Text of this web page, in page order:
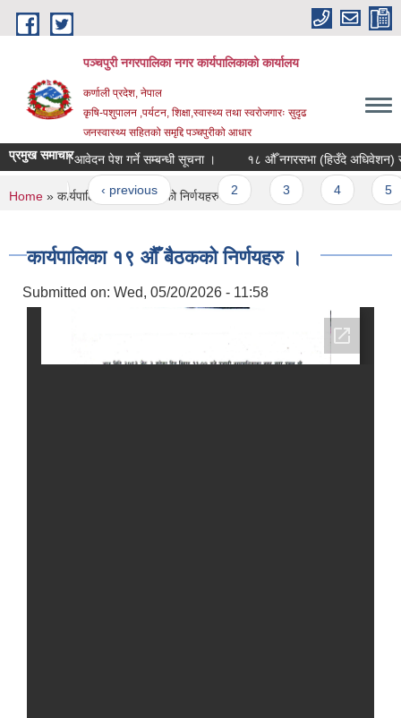
Skip to main content
पञ्चपुरी नगरपालिका नगर कार्यपालिकाको कार्यालय
कर्णाली प्रदेश, नेपाल
कृषि-पशुपालन ,पर्यटन, शिक्षा,स्वास्थ्य तथा स्वरोजगारः सुदृढ
जनस्वास्थ्य सहितको समृद्दि पञ्चपुरीको आधार
प्रमुख समाचार
लागि आवेदन पेश गर्ने सम्बन्धी सूचना । १८ औँ नगरसभा (हिउँदे अधिवेशन)
« first ‹ previous … 2
You are here
Home » कार्यपालिका १९ औँ बैठकको निर्णयहरु ।
कार्यपालिका १९ औँ बैठकको निर्णयहरु ।
Submitted on: Wed, 05/20/2026 - 11:58